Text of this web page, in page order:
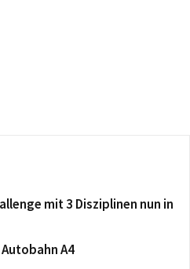
mit 3 Disziplinen nun in
A4